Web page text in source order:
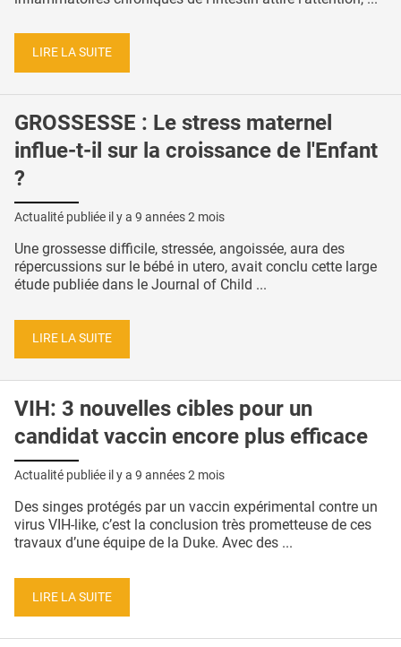
LIRE LA SUITE
GROSSESSE : Le stress maternel
influe-t-il sur la croissance de l'Enfant
?
Actualité publiée il y a 9 années 2 mois
Une grossesse difficile, stressée, angoissée, aura des
répercussions sur le bébé in utero, avait conclu cette large
étude publiée dans le Journal of Child ...
LIRE LA SUITE
VIH: 3 nouvelles cibles pour un
candidat vaccin encore plus efficace
Actualité publiée il y a 9 années 2 mois
Des singes protégés par un vaccin expérimental contre un
virus VIH-like, c’est la conclusion très prometteuse de ces
travaux d’une équipe de la Duke. Avec des ...
LIRE LA SUITE